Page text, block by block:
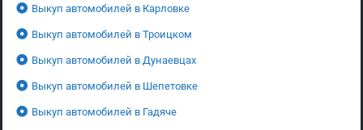
Выкуп автомобилей в Карловке
Выкуп автомобилей в Троицком
Выкуп автомобилей в Дунаевцах
Выкуп автомобилей в Шепетовке
Выкуп автомобилей в Гадяче